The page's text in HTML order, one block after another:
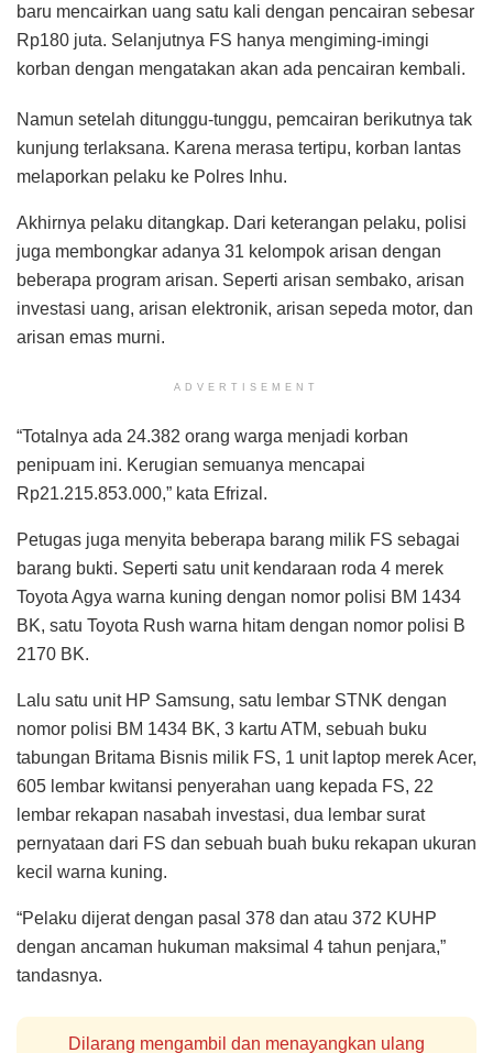
baru mencairkan uang satu kali dengan pencairan sebesar
Rp180 juta. Selanjutnya FS hanya mengiming-imingi
korban dengan mengatakan akan ada pencairan kembali.
Namun setelah ditunggu-tunggu, pemcairan berikutnya tak
kunjung terlaksana. Karena merasa tertipu, korban lantas
melaporkan pelaku ke Polres Inhu.
Akhirnya pelaku ditangkap. Dari keterangan pelaku, polisi
juga membongkar adanya 31 kelompok arisan dengan
beberapa program arisan. Seperti arisan sembako, arisan
investasi uang, arisan elektronik, arisan sepeda motor, dan
arisan emas murni.
ADVERTISEMENT
“Totalnya ada 24.382 orang warga menjadi korban
penipuam ini. Kerugian semuanya mencapai
Rp21.215.853.000,” kata Efrizal.
Petugas juga menyita beberapa barang milik FS sebagai
barang bukti. Seperti satu unit kendaraan roda 4 merek
Toyota Agya warna kuning dengan nomor polisi BM 1434
BK, satu Toyota Rush warna hitam dengan nomor polisi B
2170 BK.
Lalu satu unit HP Samsung, satu lembar STNK dengan
nomor polisi BM 1434 BK, 3 kartu ATM, sebuah buku
tabungan Britama Bisnis milik FS, 1 unit laptop merek Acer,
605 lembar kwitansi penyerahan uang kepada FS, 22
lembar rekapan nasabah investasi, dua lembar surat
pernyataan dari FS dan sebuah buah buku rekapan ukuran
kecil warna kuning.
“Pelaku dijerat dengan pasal 378 dan atau 372 KUHP
dengan ancaman hukuman maksimal 4 tahun penjara,”
tandasnya.
Dilarang mengambil dan menayangkan ulang